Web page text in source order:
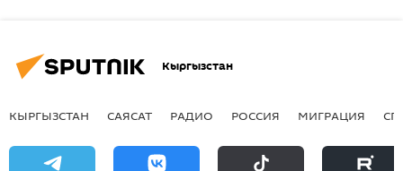
Кыргызстан
КЫРГЫЗСТАН САЯСАТ РАДИО РОССИЯ МИГРАЦИЯ